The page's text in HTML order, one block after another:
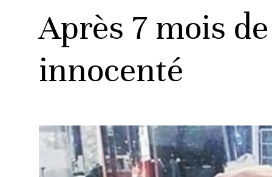
Après 7 mois
innocenté